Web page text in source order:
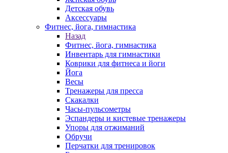
Детская обувь
Аксессуары
Фитнес, йога, гимнастика
Назад
Фитнес, йога, гимнастика
Инвентарь для гимнастики
Коврики для фитнеса и йоги
Йога
Весы
Тренажеры для пресса
Скакалки
Часы-пульсометры
Эспандеры и кистевые тренажеры
Упоры для отжиманий
Обручи
Перчатки для тренировок